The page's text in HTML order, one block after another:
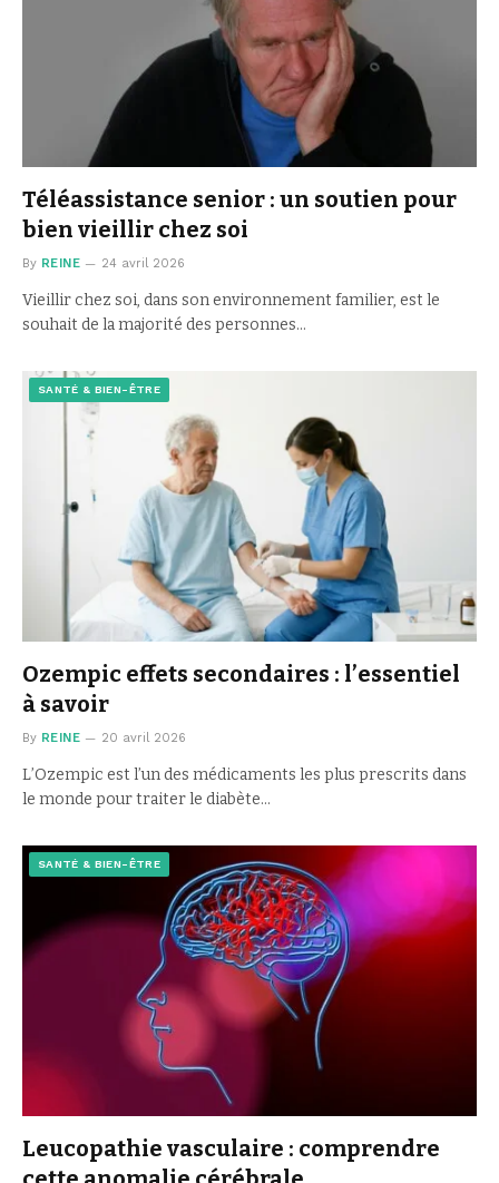
Téléassistance senior : un soutien pour
bien vieillir chez soi
By REINE 24 avril 2026
Vieillir chez soi, dans son environnement familier, est le
souhait de la majorité des personnes…
SANTÉ & BIEN-ÊTRE
Ozempic effets secondaires : l’essentiel
à savoir
By REINE 20 avril 2026
L’Ozempic est l’un des médicaments les plus prescrits dans
le monde pour traiter le diabète…
SANTÉ & BIEN-ÊTRE
Leucopathie vasculaire : comprendre